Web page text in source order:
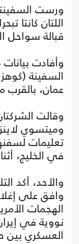
ورست
اللتان كانتا
قبالة سواحل
وأفادت
السفينة
عمان، بالقرب
وقالت
وميتسوي
تعليمات
في الخليج،
والأحد، أكد
وافق على
الهجمات
نووية في
العسكري بين